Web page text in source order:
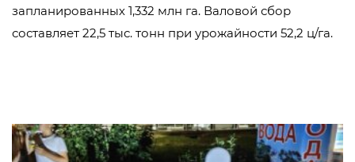
запланированных 1,332 млн га. Валовой сбор
составляет 22,5 тыс. тонн при урожайности 52,2 ц/га.